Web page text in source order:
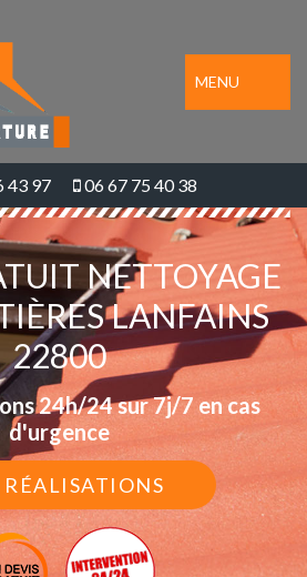
MENU
43 97 06 67 75 40 38
NETTOYAGE
LANFAINS
22800
24h/24 sur 7j/7 en cas
d'urgence
RÉALISATIONS